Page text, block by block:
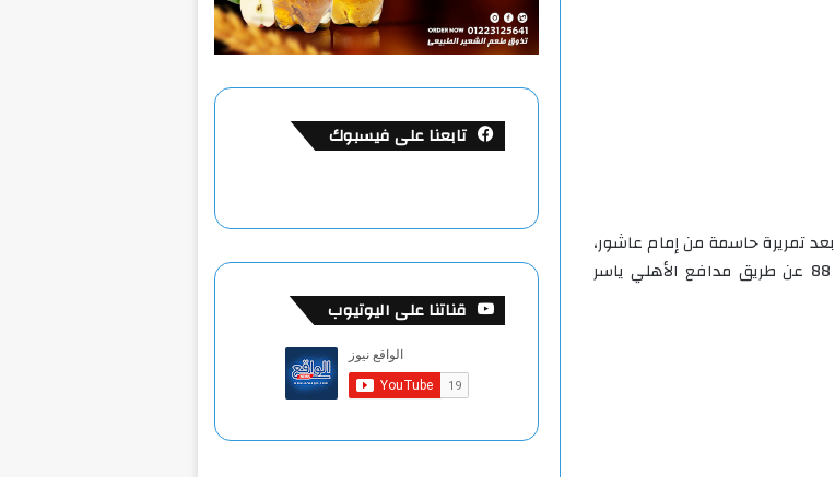
وسجّل طاهر محمد طاهر هدف الأهلي في الدقيقة 24 بعد تمريرة حاسمة من إمام عاشور،
بينما جاء هدف التعادل لصالح صن داونز في الدقيقة 88 عن طريق مدافع الأهلي ياسر
تابعنا على فيسبوك
قناتنا على اليوتيوب